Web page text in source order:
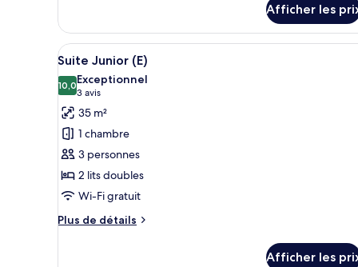
jets,
vue
sur
l’océan
(M)
à
jets,
vue
l’océan
(M)
Afficher les
Afficher
toutes
les
photos
pour
ce
type
de
chambre :
Suite
Une chambre d’hôtel avec
2
Suite Junior (E)
10,010,0 sur 10
Exceptionnel
3 avis
(3 avis)
35 m²
1 chambre
3 personnes
2 lits doubles
Wi-Fi gratuit
Plus de détails
Plus
Afficher les